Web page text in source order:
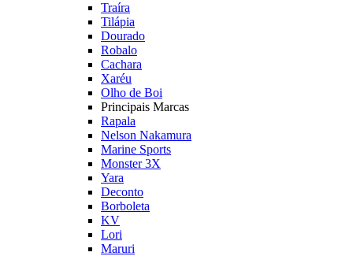
Traíra
Tilápia
Dourado
Robalo
Cachara
Xaréu
Olho de Boi
Principais Marcas
Rapala
Nelson Nakamura
Marine Sports
Monster 3X
Yara
Deconto
Borboleta
KV
Lori
Maruri